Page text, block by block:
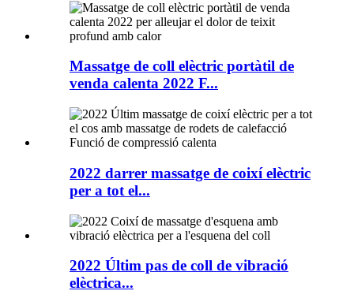
Massatge de coll elèctric portàtil de
venda calenta 2022 F...
2022 darrer massatge de coixí elèctric
per a tot el...
2022 Últim pas de coll de vibració
elèctrica...